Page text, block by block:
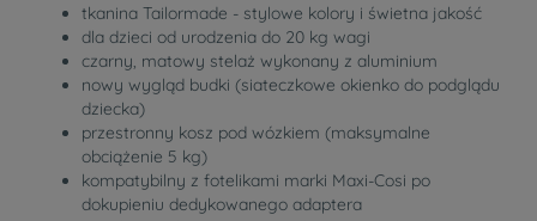
tkanina Tailormade - stylowe kolory i świetna jakość
dla dzieci od urodzenia do 20 kg wagi
czarny, matowy stelaż wykonany z aluminium
nowy wygląd budki (siateczkowe okienko do podglądu
dziecka)
przestronny kosz pod wózkiem (maksymalne
obciążenie 5 kg)
kompatybilny z fotelikami marki Maxi-Cosi po
dokupieniu dedykowanego adaptera